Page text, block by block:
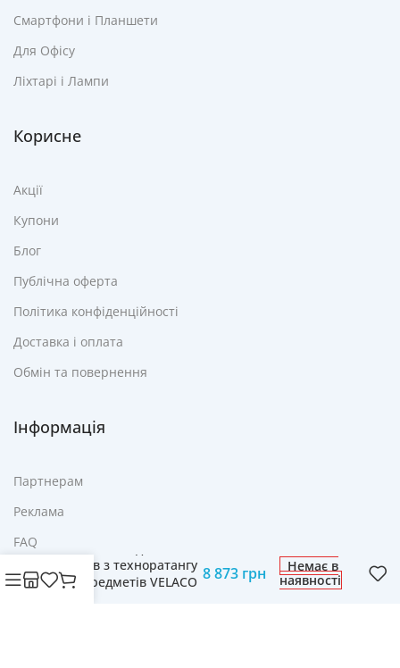
Смартфони і Планшети
Для Офісу
Ліхтарі і Лампи
Корисне
Акції
Купони
Блог
Публічна оферта
Політика конфіденційності
Доставка і оплата
Обмін та повернення
Інформація
Партнерам
Реклама
FAQ
Контактимеблів з техноратангу
із 4 предметів VELACO 8 873 грн
Немає в
наявності